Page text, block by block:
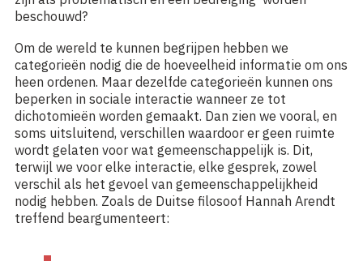
beschouwd?
Om de wereld te kunnen begrijpen hebben we
categorieën nodig die de hoeveelheid informatie om ons
heen ordenen. Maar dezelfde categorieën kunnen ons
beperken in sociale interactie wanneer ze tot
dichotomieën worden gemaakt. Dan zien we vooral, en
soms uitsluitend, verschillen waardoor er geen ruimte
wordt gelaten voor wat gemeenschappelijk is. Dit,
terwijl we voor elke interactie, elke gesprek, zowel
verschil als het gevoel van gemeenschappelijkheid
nodig hebben. Zoals de Duitse filosoof Hannah Arendt
treffend beargumenteert: